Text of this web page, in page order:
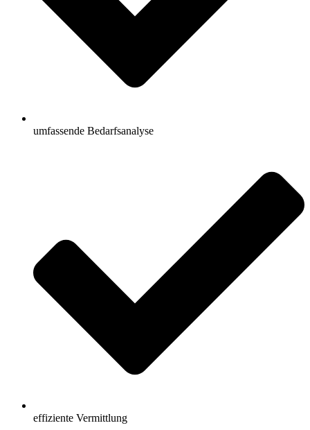
umfassende Bedarfsanalyse
effiziente Vermittlung